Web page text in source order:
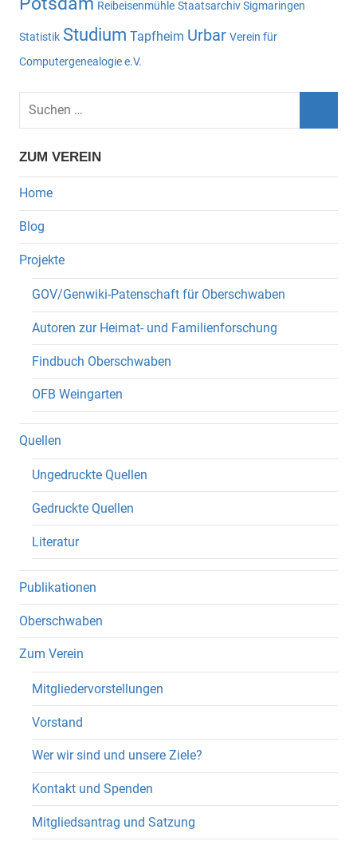
Reibeisenmühle Staatsarchiv Sigmaringen
Statistik Studium Tapfheim Urbar Verein für
Computergenealogie e.V.
Suchen
nach:
ZUM VEREIN
Home
Blog
Projekte
GOV/Genwiki-Patenschaft für Oberschwaben
Autoren zur Heimat- und Familienforschung
Findbuch Oberschwaben
OFB Weingarten
Quellen
Ungedruckte Quellen
Gedruckte Quellen
Literatur
Publikationen
Oberschwaben
Zum Verein
Mitgliedervorstellungen
Vorstand
Wer wir sind und unsere Ziele?
Kontakt und Spenden
Mitgliedsantrag und Satzung